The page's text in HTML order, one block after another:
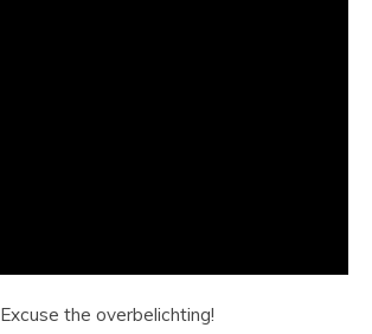
Excuse the overbelichting!